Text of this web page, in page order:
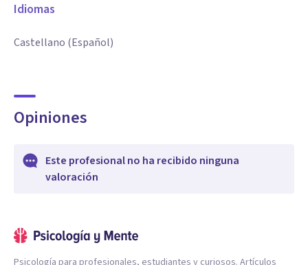
Idiomas
Castellano (Español)
Opiniones
Este profesional no ha recibido ninguna
valoración
Psicología para profesionales, estudiantes y curiosos. Artículos